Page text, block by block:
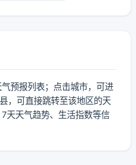
预报列表；点击城市，可进
，可直接跳转至该地区的天
天天气趋势、生活指数等信